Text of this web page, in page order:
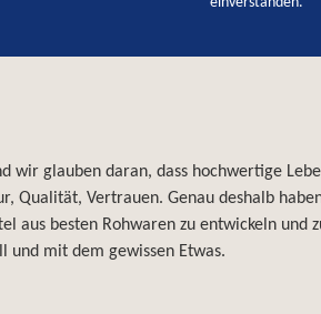
wir glauben daran, dass hochwertige
Qualität, Vertrauen. Genau deshalb
aus besten Rohwaren zu entwickeln und
und mit dem gewissen Etwas.